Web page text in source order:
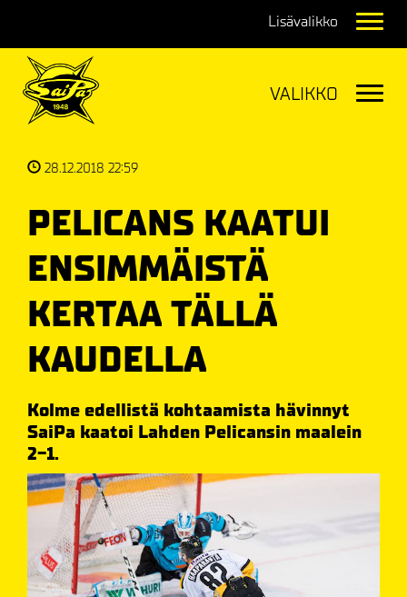
28.12.2018 22:59
PELICANS KAATUI
ENSIMMÄISTÄ
KERTAA TÄLLÄ
KAUDELLA
Kolme edellistä kohtaamista hävinnyt
SaiPa kaatoi Lahden Pelicansin maalein
2-1.